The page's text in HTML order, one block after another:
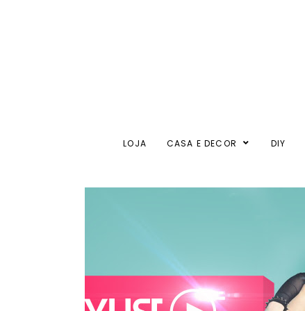
LOJA CASA E DECOR DIY